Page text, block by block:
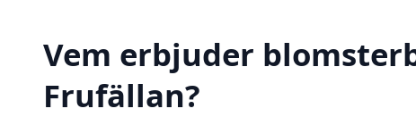
Vem erbjuder
Frufällan?